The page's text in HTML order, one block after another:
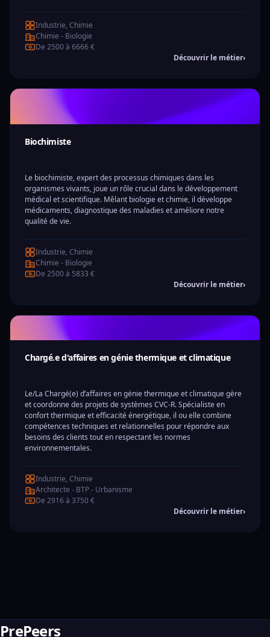
Industrie, Chimie
Chimie - Biologie
De 2500 à 6666 €
Découvrir le métier›
Biochimiste
Le biochimiste, expert des processus chimiques dans les
organismes vivants, joue un rôle crucial dans le développement
médical et scientifique. Mêlant biologie et chimie, il développe
médicaments, diagnostique des maladies et améliore notre
qualité de vie.
Industrie, Chimie
Chimie - Biologie
De 2500 à 5833 €
Découvrir le métier›
Chargé.e d'affaires en génie thermique et climatique
Le/La Chargé(e) d’affaires en génie thermique et climatique gère
et coordonne des projets de systèmes CVC-R. Spécialiste en
confort thermique et efficacité énergétique, il ou elle combine
compétences techniques et relationnelles pour répondre aux
besoins des clients tout en respectant les normes
environnementales.
Industrie, Chimie
Architecte - BTP - Urbanisme
De 2916 à 3750 €
Découvrir le métier›
PrePeers